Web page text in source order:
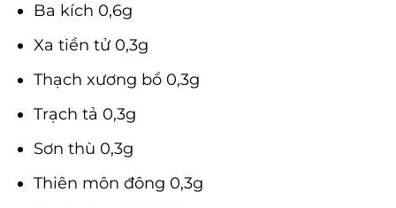
Ba kích 0,6g
Xa tiền tử 0,3g
Thạch xương bồ 0,3g
Trạch tả 0,3g
Sơn thù 0,3g
Thiên môn đông 0,3g